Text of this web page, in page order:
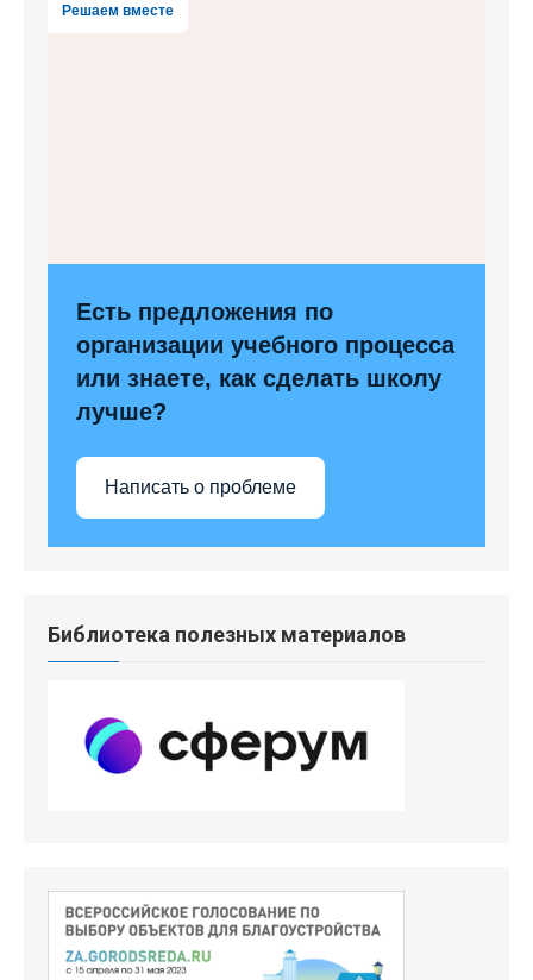
Решаем вместе
Есть предложения по
организации учебного процесса
или знаете, как сделать школу
лучше?
Написать о проблеме
Библиотека полезных материалов